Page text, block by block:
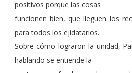
positivos porque las cosas
funcionen bien, que lleguen los
para todos los ejidatarios.
Sobre cómo lograron la unidad,
hablando se entiende la